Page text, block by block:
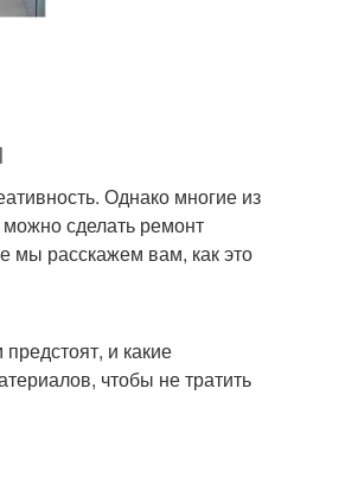
Однако многие из
сделать ремонт
мы расскажем вам, как это
и какие
чтобы не тратить